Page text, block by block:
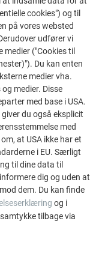
hoe veelzijdig
meer
PREFA
energie en
cookies") og til
på vores websted
udfører vi
("Cookies til
Du kan enten
medier vha.
medier. Disse
med base i USA.
du også eksplicit
med
at USA ikke har et
i EU. Særligt
til dine data til
dig og uden at
dem. Du kan finde
og i
tilbage via